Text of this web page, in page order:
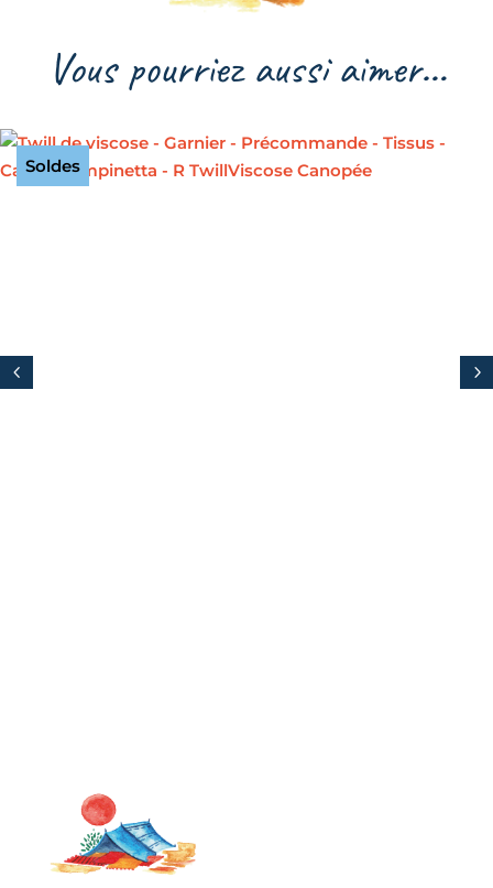
Vous pourriez aussi aimer…
Soldes
4 5